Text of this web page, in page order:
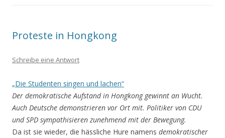
Proteste in Hongkong
Schreibe eine Antwort
„Die Studenten singen und lachen“
Der demokratische Aufstand in Hongkong gewinnt an Wucht.
Auch Deutsche demonstrieren vor Ort mit. Politiker von CDU
und SPD sympathisieren zunehmend mit der Bewegung.
Da ist sie wieder, die hässliche Hure namens demokratischer